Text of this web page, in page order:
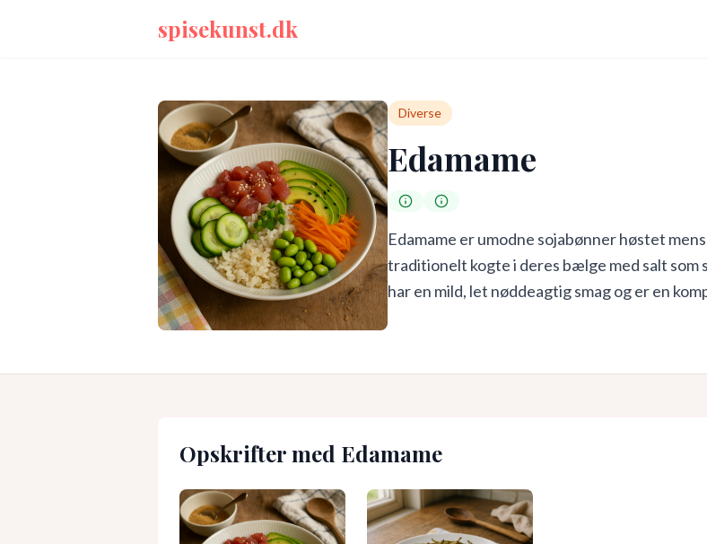
spisekunst.dk
Diverse
Edamame
Edamame er umodne sojabønner høstet
traditionelt kogte i deres bælge med salt som
har en mild, let nøddeagtig smag og er en
Opskrifter med Edamame